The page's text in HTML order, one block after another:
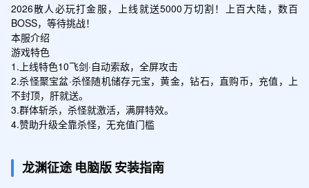
2026散人必玩打金服，上线就送5000万切割！上百大陆，数百
BOSS，等待挑战！
本服介绍
游戏特色
1.上线特色10飞剑·自动索敌，全屏攻击
2.杀怪聚宝盆·杀怪随机储存元宝，黄金，钻石，直购币，充值，上
不封顶，肝就送。
3.群体斩杀，杀怪就激活，满屏特效。
4.赞助升级全靠杀怪，无充值门槛
龙渊征途 电脑版 安装指南